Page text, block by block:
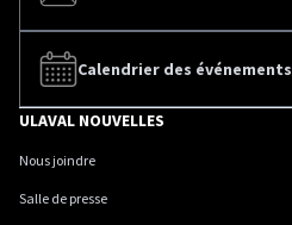
Calendrier des événements
ULAVAL NOUVELLES
Nous joindre
Salle de presse